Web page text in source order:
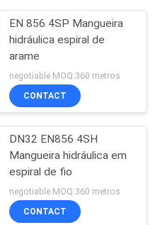
EN 856 4SP Mangueira
hidráulica espiral de
arame
negotiable MOQ:360 metros
CONTACT
DN32 EN856 4SH
Mangueira hidráulica em
espiral de fio
negotiable MOQ:360 metros
CONTACT